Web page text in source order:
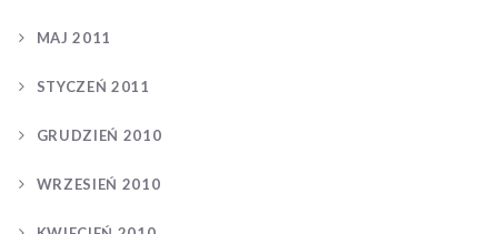
MAJ 2011
STYCZEŃ 2011
GRUDZIEŃ 2010
WRZESIEŃ 2010